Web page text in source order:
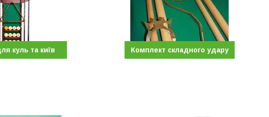
куль та київ Комплект складного удару